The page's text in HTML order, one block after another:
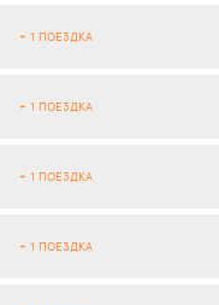
+ 1 ПОЕЗДКА
+ 1 ПОЕЗДКА
+ 1 ПОЕЗДКА
+ 1 ПОЕЗДКА